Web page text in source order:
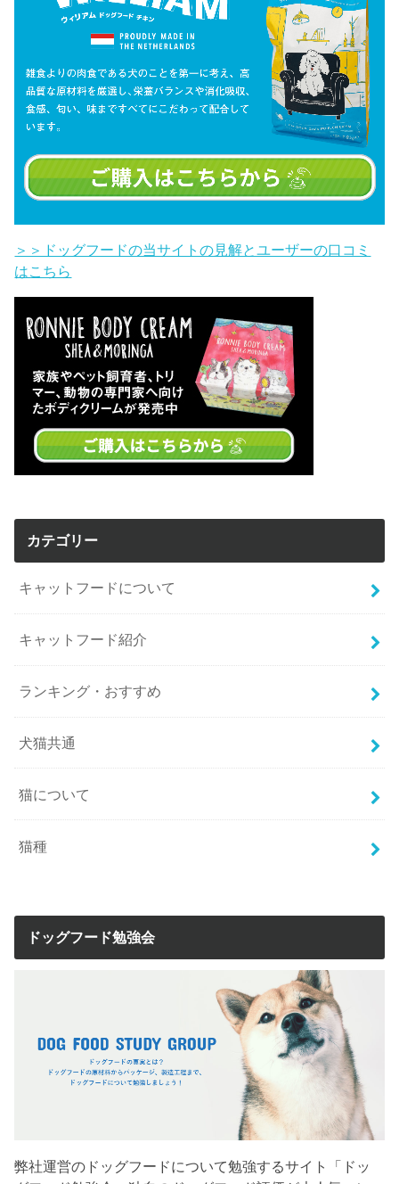
＞＞ドッグフードの当サイトの見解とユーザーの口コミ
はこちら
カテゴリー
キャットフードについて
キャットフード紹介
ランキング・おすすめ
犬猫共通
猫について
猫種
ドッグフード勉強会
弊社運営のドッグフードについて勉強するサイト「ドッ